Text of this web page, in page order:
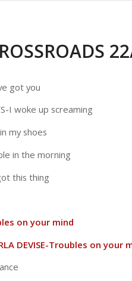
got you
I woke up screaming
my shoes
in the morning
this thing
on your mind
DEVISE-Troubles on your